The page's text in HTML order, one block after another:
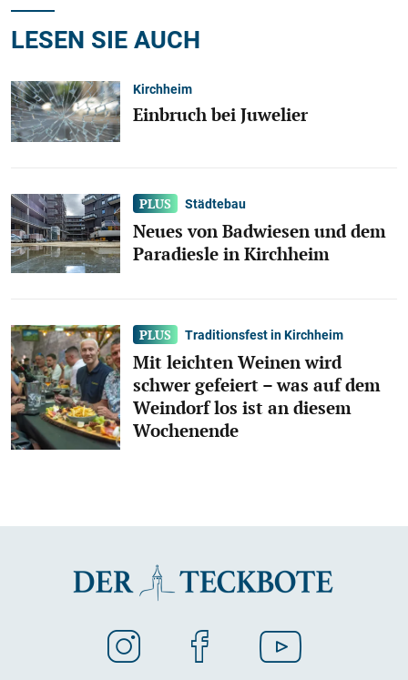
LESEN SIE AUCH
Kirchheim
Einbruch bei Juwelier
Städtebau
Neues von Badwiesen und dem
Paradiesle in Kirchheim
Traditionsfest in Kirchheim
Mit leichten Weinen wird
schwer gefeiert – was auf dem
Weindorf los ist an diesem
Wochenende